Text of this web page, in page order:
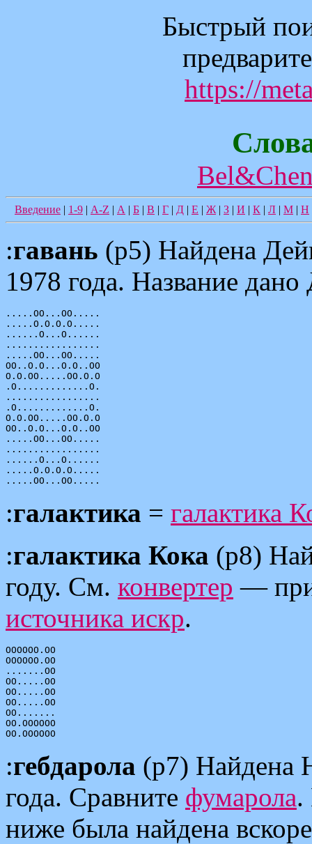
Быстрый
https://
Введение | 1-9 | A-Z | А | Б | В | Г | Д | Е | Ж | З | И | К | Л | М | Н
:гавань (p5) Найдена
1978 года. Название
.....OO...OO.....
.....O.O.O.O.....
......O...O......
.................
.....OO...OO.....
OO..O.O...O.O..OO
O.O.OO.....OO.O.O
.O.............O.
.................
.O.............O.
O.O.OO.....OO.O.O
OO..O.O...O.O..OO
.....OO...OO.....
.................
......O...O......
.....O.O.O.O.....
:галактика = галактика
:галактика Кока (p8)
году. См. конвертер —
источника искр.
OOOOOO.OO
OOOOOO.OO
.......OO
OO.....OO
OO.....OO
OO.....OO
OO.......
OO.OOOOOO
:гебдарола (p7) Найдена
года. Сравните фумарола.
ниже была найдена